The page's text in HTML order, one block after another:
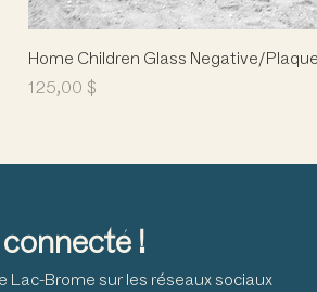
Home Children Glass Negative/
Prix
125,00 $
!
Lac-Brome sur les réseaux sociaux